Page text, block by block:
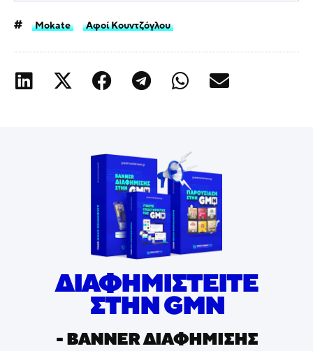
Mokate Αφοί Κουντζόγλου
ΔΙΑΦΗΜΙΣΤΕΙΤΕ
ΣΤΗΝ GMN
- ΒΑNNER ΔΙΑΦΗΜΙΣΗΣ